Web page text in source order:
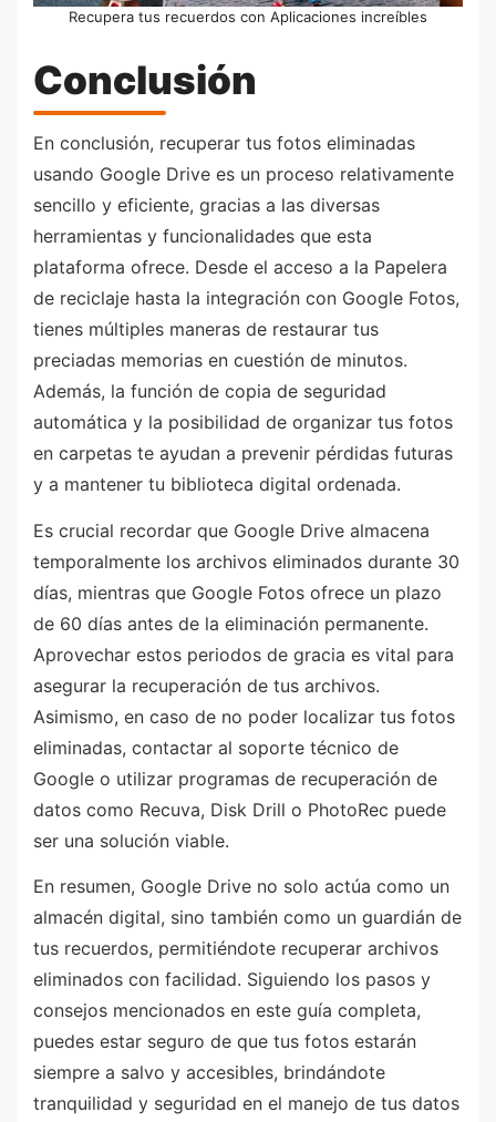
Recupera tus recuerdos con Aplicaciones increíbles
Conclusión
En conclusión, recuperar tus fotos eliminadas
usando Google Drive es un proceso relativamente
sencillo y eficiente, gracias a las diversas
herramientas y funcionalidades que esta
plataforma ofrece. Desde el acceso a la Papelera
de reciclaje hasta la integración con Google Fotos,
tienes múltiples maneras de restaurar tus
preciadas memorias en cuestión de minutos.
Además, la función de copia de seguridad
automática y la posibilidad de organizar tus fotos
en carpetas te ayudan a prevenir pérdidas futuras
y a mantener tu biblioteca digital ordenada.
Es crucial recordar que Google Drive almacena
temporalmente los archivos eliminados durante 30
días, mientras que Google Fotos ofrece un plazo
de 60 días antes de la eliminación permanente.
Aprovechar estos periodos de gracia es vital para
asegurar la recuperación de tus archivos.
Asimismo, en caso de no poder localizar tus fotos
eliminadas, contactar al soporte técnico de
Google o utilizar programas de recuperación de
datos como Recuva, Disk Drill o PhotoRec puede
ser una solución viable.
En resumen, Google Drive no solo actúa como un
almacén digital, sino también como un guardián de
tus recuerdos, permitiéndote recuperar archivos
eliminados con facilidad. Siguiendo los pasos y
consejos mencionados en este guía completa,
puedes estar seguro de que tus fotos estarán
siempre a salvo y accesibles, brindándote
tranquilidad y seguridad en el manejo de tus datos